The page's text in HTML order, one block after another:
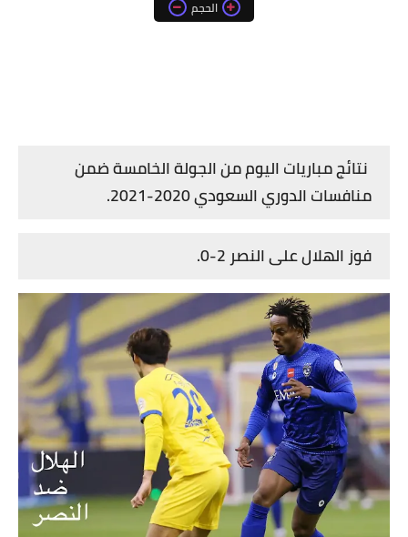
الحجم
نتائج مباريات اليوم من الجولة الخامسة ضمن
منافسات الدوري السعودي 2020-2021.
فوز الهلال على النصر 2-0.